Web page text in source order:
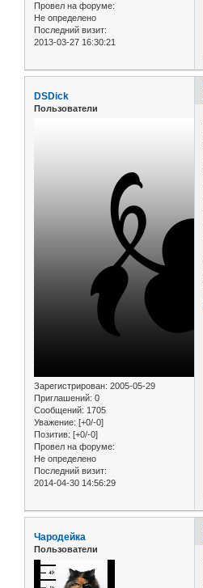
Провел на форуме:
Не определено
Последний визит:
2013-03-27 16:30:21
DSDick
Пользователи
Зарегистрирован: 2005-05-29
Приглашений: 0
Сообщений: 1705
Уважение: [+0/-0]
Позитив: [+0/-0]
Провел на форуме:
Не определено
Последний визит:
2014-04-30 14:56:29
Чародейка
Пользователи